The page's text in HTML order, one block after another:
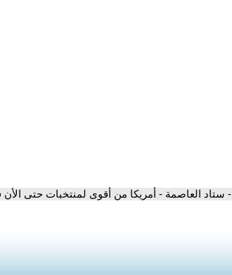
- ستاد العاصمة - أمريكا من أقوى لمنتخبات حتى الأن